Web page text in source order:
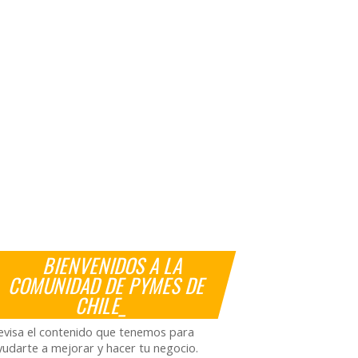
BIENVENIDOS A LA
COMUNIDAD DE PYMES DE
CHILE_
el contenido que tenemos para
a mejorar y hacer tu negocio.